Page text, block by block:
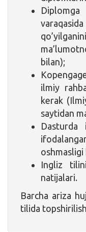
bilan);
ilmiy
kerak
saytidan
Dasturda
oshmasligi
Ingliz
natijalari.
Barcha ariza
tilida